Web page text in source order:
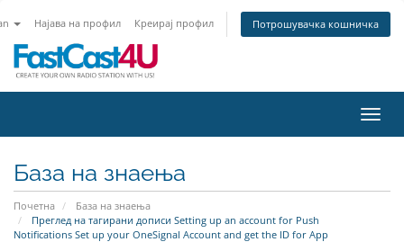
Најава на профил Креирај профил Потрошувачка кошничка
База на знаења
Почетна
База на знаења
Преглед на тагирани дописи Setting up an account for Push
Notifications Set up your OneSignal Account and get the ID for App